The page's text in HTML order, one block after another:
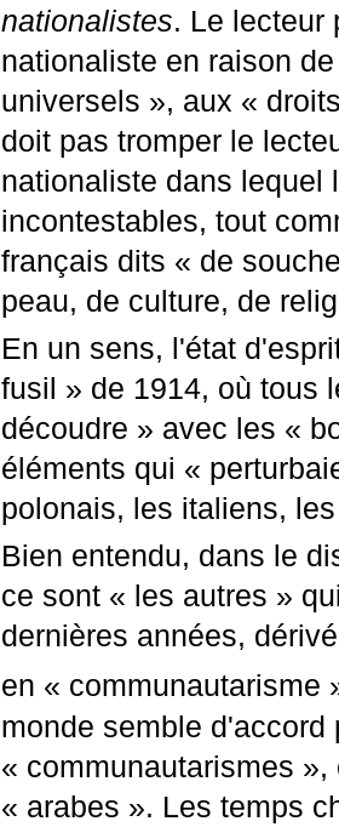
nationalistes. Le lecteur
nationaliste en raison
universels », aux «
doit pas tromper le
nationaliste dans lequel
incontestables, tout
français dits « de
peau, de culture, de
En un sens, l'état
fusil » de 1914, où tous
découdre » avec les «
éléments qui «
polonais, les italiens,
Bien entendu, dans le
ce sont « les autres »
dernières années,
en « communautarisme
monde semble
« communautarismes
« arabes ». Les temps